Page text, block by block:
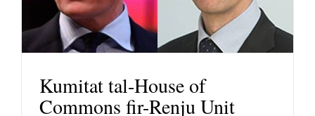
Kumitat tal-House of
Commons fir-Renju Unit